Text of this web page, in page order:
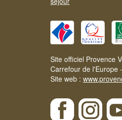
Site officiel Provence
Carrefour de l'Europe
Site web :